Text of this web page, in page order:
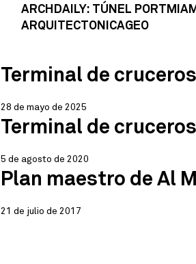
ARCHDAILY: TÚNEL
ARQUITECTONICAGEO
Terminal de
28 de mayo de 2025
Terminal de
5 de agosto de 2020
Plan maestro de Al
21 de julio de 2017